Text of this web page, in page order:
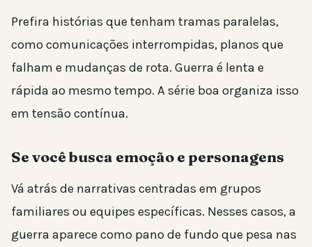
Prefira histórias que tenham tramas paralelas,
como comunicações interrompidas, planos que
falham e mudanças de rota. Guerra é lenta e
rápida ao mesmo tempo. A série boa organiza isso
em tensão contínua.
Se você busca emoção e personagens
Vá atrás de narrativas centradas em grupos
familiares ou equipes específicas. Nesses casos, a
guerra aparece como pano de fundo que pesa nas